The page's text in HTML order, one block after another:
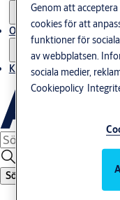
Om oss
Kontakta oss
Sök
Genom att
cookies för att
funktioner för
av webbplatsen.
sociala medier,
Cookiepolicy